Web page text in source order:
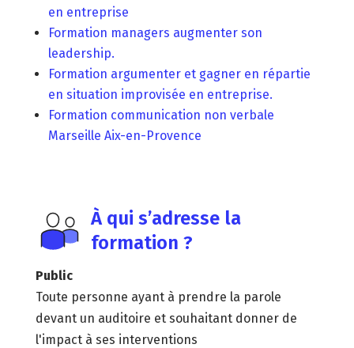
en entreprise
Formation managers augmenter son
leadership.
Formation argumenter et gagner en répartie
en situation improvisée en entreprise.
Formation communication non verbale
Marseille Aix-en-Provence
À qui s’adresse la
formation ?
Public
Toute personne ayant à prendre la parole
devant un auditoire et souhaitant donner de
l'impact à ses interventions